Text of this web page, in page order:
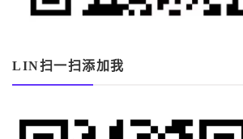
LIN扫一扫添加我